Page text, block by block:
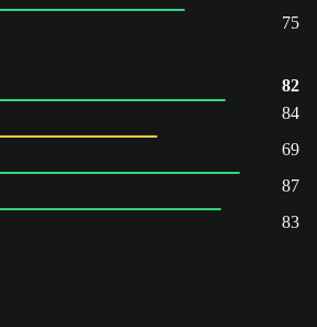
75
82
84
69
87
83